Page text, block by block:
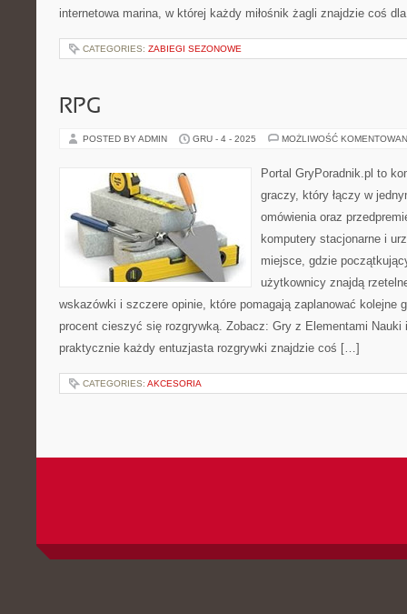
internetowa marina, w której każdy miłośnik żagli znajdzie coś
CATEGORIES: ZABIEGI SEZONOWE
RPG
POSTED BY ADMIN GRU - 4 - 2025 MOŻLIWOŚĆ
Portal GryPoradnik.pl to
graczy, który łączy w
omówienia oraz
komputery stacjonarne i
miejsce, gdzie
użytkownicy znajdą
wskazówki i szczere opinie, które pomagają zaplanować kolejne
procent cieszyć się rozgrywką. Zobacz: Gry z Elementami
praktycznie każdy entuzjasta rozgrywki znajdzie coś […]
CATEGORIES: AKCESORIA